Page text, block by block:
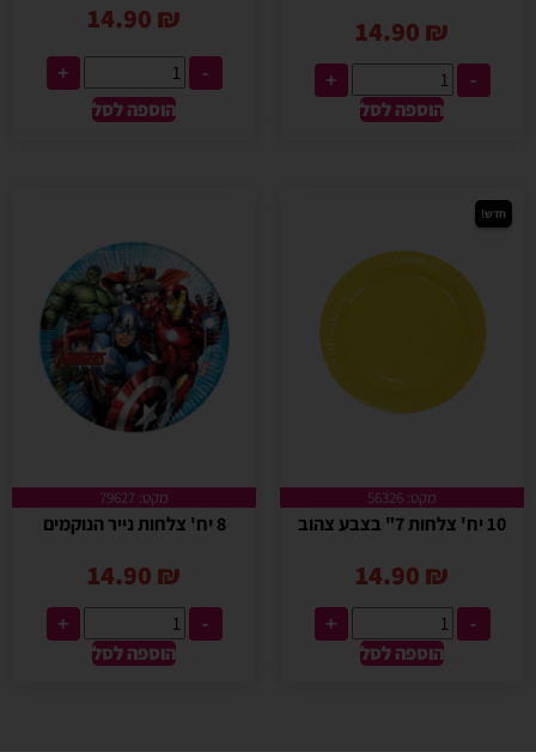
14.90 ₪
-
+
הוספה לסל
14.90 ₪
-
+
הוספה לסל
חדש!
מקט: 56326
10 יח' צלחות 7" בצבע צהוב
14.90 ₪
-
+
הוספה לסל
מקט: 79627
8 יח' צלחות נייר הנוקמים
14.90 ₪
-
+
הוספה לסל